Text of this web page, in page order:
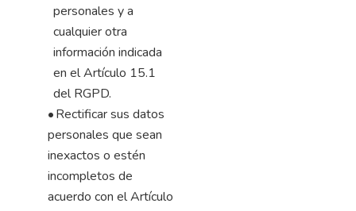
personales y a
cualquier otra
información indicada
en el Artículo 15.1
del RGPD.
•Rectificar sus datos
personales que sean
inexactos o estén
incompletos de
acuerdo con el Artículo